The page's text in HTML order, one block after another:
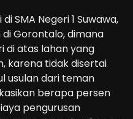
SMA Negeri 1 Suwawa,
di Gorontalo, dimana
di atas lahan yang
karena tidak disertai
usulan dari teman
berapa persen
pengurusan